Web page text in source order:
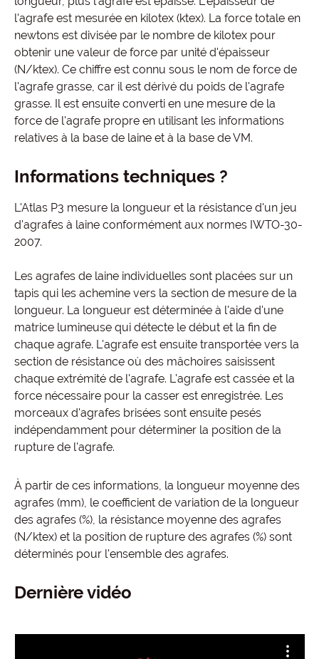
l'agrafe est mesurée en kilotex (ktex). La force totale en
newtons est divisée par le nombre de kilotex pour
obtenir une valeur de force par unité d'épaisseur
(N/ktex). Ce chiffre est connu sous le nom de force de
l'agrafe grasse, car il est dérivé du poids de l'agrafe
grasse. Il est ensuite converti en une mesure de la
force de l'agrafe propre en utilisant les informations
relatives à la base de laine et à la base de VM.
Informations techniques ?
L'Atlas P3 mesure la longueur et la résistance d'un jeu
d'agrafes à laine conformément aux normes IWTO-30-
2007.
Les agrafes de laine individuelles sont placées sur un
tapis qui les achemine vers la section de mesure de la
longueur. La longueur est déterminée à l'aide d'une
matrice lumineuse qui détecte le début et la fin de
chaque agrafe. L'agrafe est ensuite transportée vers la
section de résistance où des mâchoires saisissent
chaque extrémité de l'agrafe. L'agrafe est cassée et la
force nécessaire pour la casser est enregistrée. Les
morceaux d'agrafes brisées sont ensuite pesés
indépendamment pour déterminer la position de la
rupture de l'agrafe.
À partir de ces informations, la longueur moyenne des
agrafes (mm), le coefficient de variation de la longueur
des agrafes (%), la résistance moyenne des agrafes
(N/ktex) et la position de rupture des agrafes (%) sont
déterminés pour l'ensemble des agrafes.
Dernière vidéo